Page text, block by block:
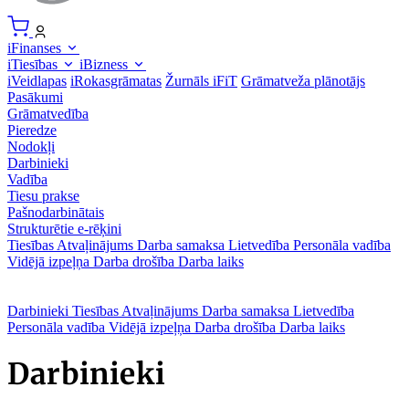
iFinanses
iTiesības
iBizness
iVeidlapas iRokasgrāmatas Žurnāls iFiT Grāmatveža plānotājs
Pasākumi
Grāmatvedība
Pieredze
Nodokļi
Darbinieki
Vadība
Tiesu prakse
Pašnodarbinātais
Strukturētie e-rēķini
Tiesības Atvaļinājums Darba samaksa Lietvedība Personāla vadība
Vidējā izpeļņa Darba drošība Darba laiks
Darbinieki Tiesības Atvaļinājums Darba samaksa Lietvedība
Personāla vadība Vidējā izpeļņa Darba drošība Darba laiks
Darbinieki